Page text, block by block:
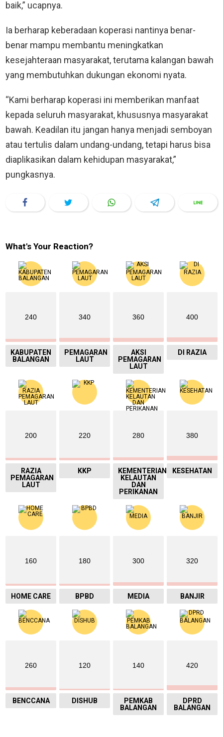
baik,” ucapnya.
Ia berharap keberadaan koperasi nantinya benar-
benar mampu membantu meningkatkan
kesejahteraan masyarakat, terutama kalangan bawah
yang membutuhkan dukungan ekonomi nyata.
“Kami berharap koperasi ini memberikan manfaat
kepada seluruh masyarakat, khususnya masyarakat
bawah. Keadilan itu jangan hanya menjadi semboyan
atau tertulis dalam undang-undang, tetapi harus bisa
diaplikasikan dalam kehidupan masyarakat,”
pungkasnya.
What's Your Reaction?
240
KABUPATEN
BALANGAN
340
PEMAGARAN
LAUT
360
AKSI
PEMAGARAN
LAUT
400
DI RAZIA
200
RAZIA
PEMAGARAN
LAUT
220
KKP
280
KEMENTERIAN
KELAUTAN
DAN
PERIKANAN
380
KESEHATAN
160
HOME CARE
180
BPBD
300
MEDIA
320
BANJIR
260
BENCCANA
120
DISHUB
140
PEMKAB
BALANGAN
420
DPRD
BALANGAN